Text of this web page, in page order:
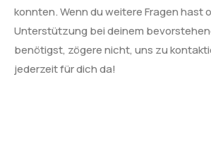
konnten. Wenn du weitere Fragen hast
Unterstützung bei deinem
benötigst, zögere nicht, uns zu
jederzeit für dich da!